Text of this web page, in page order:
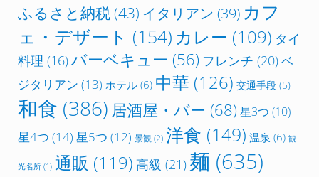
ふるさと納税(43) イタリアン (39) カフ
ェ・デザート (154) カレー (109) タイ
料理 (16)バーベキュー (56) フレンチ (20)ベ
ジタリアン (13) ホテル(6) 中華 (126) 交通手段(5)
和食 (386) 居酒屋・バー (68) 星3つ (10)
星4つ (14) 星5つ (12) 景観(2) 洋食 (149) 温泉 (6) 観
光名所(1) 通販 (119) 高級 (21) 麺 (635)